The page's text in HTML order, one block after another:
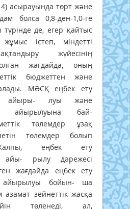
4) асырауында төрт және
болса 0,8-ден-1,0-ге
де, егер қайтыс
істеп, міндетті
жүйесінің
жағдайда, оның
бюджеттен және
МӘСҚ еңбек ету
айыры- луы және
айырылуына бай-
төлемдер ұзақ
төлемдер болып
еңбек ету
айы- рылу дәрежесі
жағдайда еңбек ету
айырылуы бойын- ша
азамат зейнеттік жасқа
төленеді, ал,